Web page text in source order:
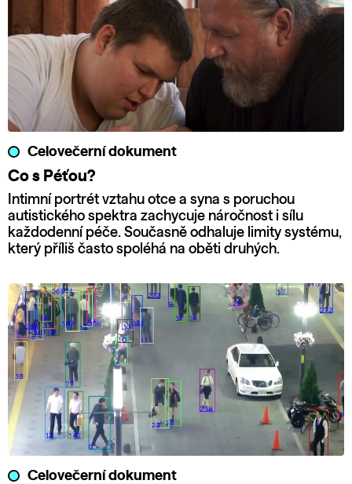
Celovečerní dokument
Co s Péťou?
Intimní portrét vztahu otce a syna s poruchou
autistického spektra zachycuje náročnost i sílu
každodenní péče. Současně odhaluje limity systému,
který příliš často spoléhá na oběti druhých.
Celovečerní dokument